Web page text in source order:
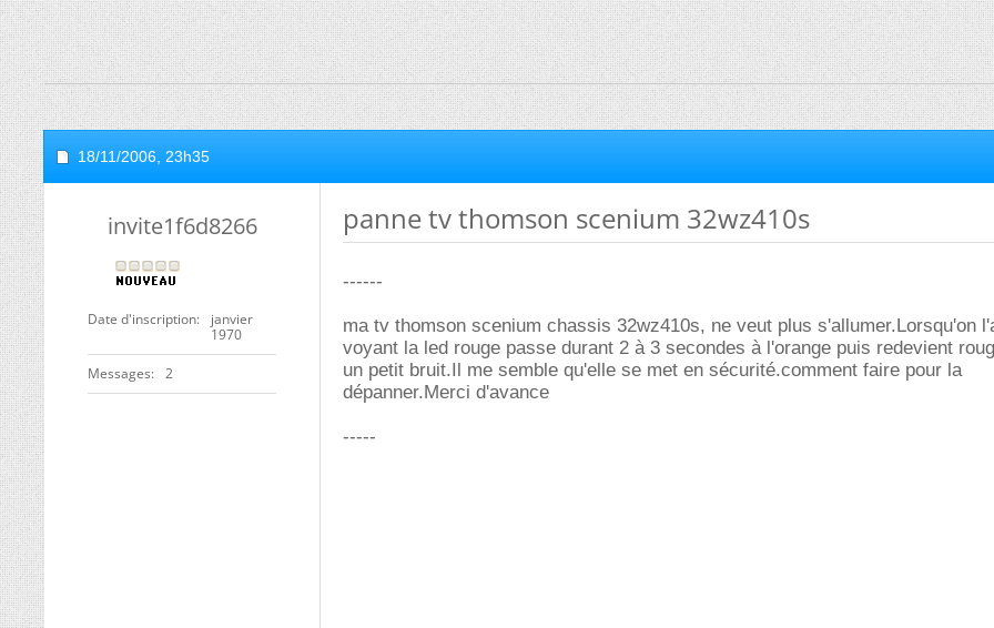
18/11/2006, 23h35
invite1f6d8266
Date d'inscription
janvier
1970
Messages 2
panne tv thomson scenium 32wz410s
------
ma tv thomson scenium chassis 32wz410s, ne veut plus s'allumer.Lorsqu'on
voyant la led rouge passe durant 2 à 3 secondes à l'orange puis redevient
un petit bruit.Il me semble qu'elle se met en sécurité.comment faire pour la
dépanner.Merci d'avance
-----